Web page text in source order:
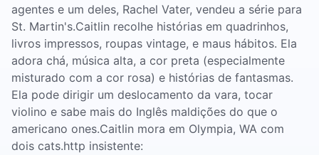
agentes e um deles, Rachel Vater, vendeu a série para
St. Martin's.Caitlin recolhe histórias em quadrinhos,
livros impressos, roupas vintage, e maus hábitos. Ela
adora chá, música alta, a cor preta (especialmente
misturado com a cor rosa) e histórias de fantasmas.
Ela pode dirigir um deslocamento da vara, tocar
violino e sabe mais do Inglês maldições do que o
americano ones.Caitlin mora em Olympia, WA com
dois cats.http insistente: